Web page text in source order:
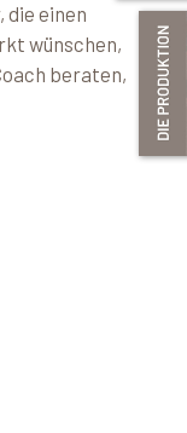
einen
wünschen,
beraten,